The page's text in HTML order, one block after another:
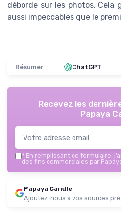
déborde sur les photos. Cela
aussi impeccables que le
Résumer ChatGPT
Recevez les
Papaya
* En remplissant ce formulaire,
des fins commerciales par
Papaya Candle
Ajoutez-nous à vos sources